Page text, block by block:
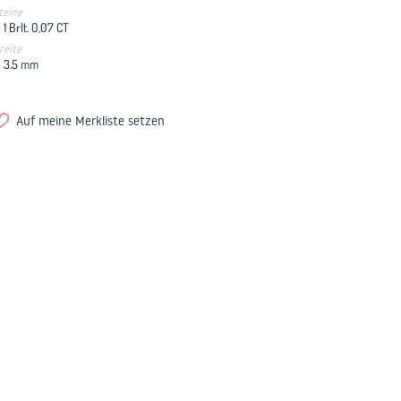
1 Brlt. 0,07 CT
3.5 mm
Auf meine Merkliste setzen